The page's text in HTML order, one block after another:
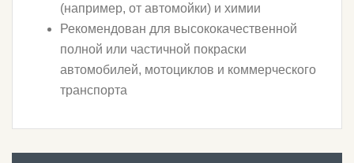
(например, от автомойки) и химии
Рекомендован для высококачественной
полной или частичной покраски
автомобилей, мотоциклов и коммерческого
транспорта